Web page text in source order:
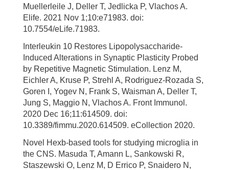
Muellerleile J, Deller T, Jedlicka P, Vlachos A.
Elife. 2021 Nov 1;10:e71983. doi:
10.7554/eLife.71983.
Interleukin 10 Restores Lipopolysaccharide-
Induced Alterations in Synaptic Plasticity Probed
by Repetitive Magnetic Stimulation. Lenz M,
Eichler A, Kruse P, Strehl A, Rodriguez-Rozada S,
Goren I, Yogev N, Frank S, Waisman A, Deller T,
Jung S, Maggio N, Vlachos A. Front Immunol.
2020 Dec 16;11:614509. doi:
10.3389/fimmu.2020.614509. eCollection 2020.
Novel Hexb-based tools for studying microglia in
the CNS. Masuda T, Amann L, Sankowski R,
Staszewski O, Lenz M, D Errico P, Snaidero N,